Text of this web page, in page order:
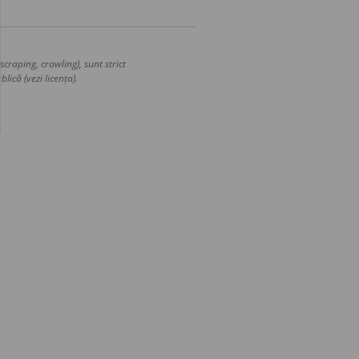
crawling), sunt strict
(vezi licența).